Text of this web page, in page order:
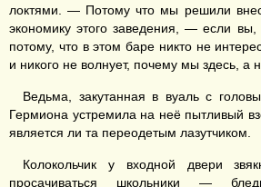
локтями. — Потому что мы решили
экономику этого заведения, — если
потому, что в этом баре никто не
и никого не волнует, почему мы здесь, а
Ведьма, закутанная в вуаль с
Гермиона устремила на неё пытливый
является ли та переодетым лазутчиком.
Колокольчик у входной двери
просачиваться школьники —